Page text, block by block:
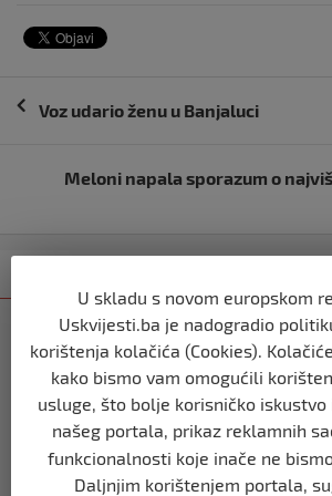
Navigacija
Voz udario ženu u Banjaluci
Meloni napala sporazum o
BIH
Ravnopravnost da —
manipulacija ne
prije 2 mjeseca
BIH
Postoje razne
U skladu s novom europskom
Uskvijesti.ba je nadogradio
korištenja kolačića (Cookies).
kako bismo vam omogućili
usluge, što bolje korisničko
našeg portala, prikaz reklamnih
funkcionalnosti koje inače ne
Daljnjim korištenjem portala,